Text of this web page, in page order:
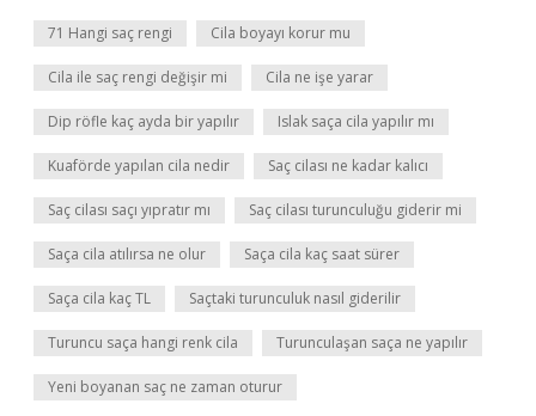
71 Hangi saç rengi Cila boyayı korur mu
Cila ile saç rengi değişir mi Cila ne işe yarar
Dip röfle kaç ayda bir yapılır Islak saça cila yapılır mı
Kuaförde yapılan cila nedir Saç cilası ne kadar kalıcı
Saç cilası saçı yıpratır mı Saç cilası turunculuğu giderir mi
Saça cila atılırsa ne olur Saça cila kaç saat sürer
Saça cila kaç TL Saçtaki turunculuk nasıl giderilir
Turuncu saça hangi renk cila Turunculaşan saça ne yapılır
Yeni boyanan saç ne zaman oturur